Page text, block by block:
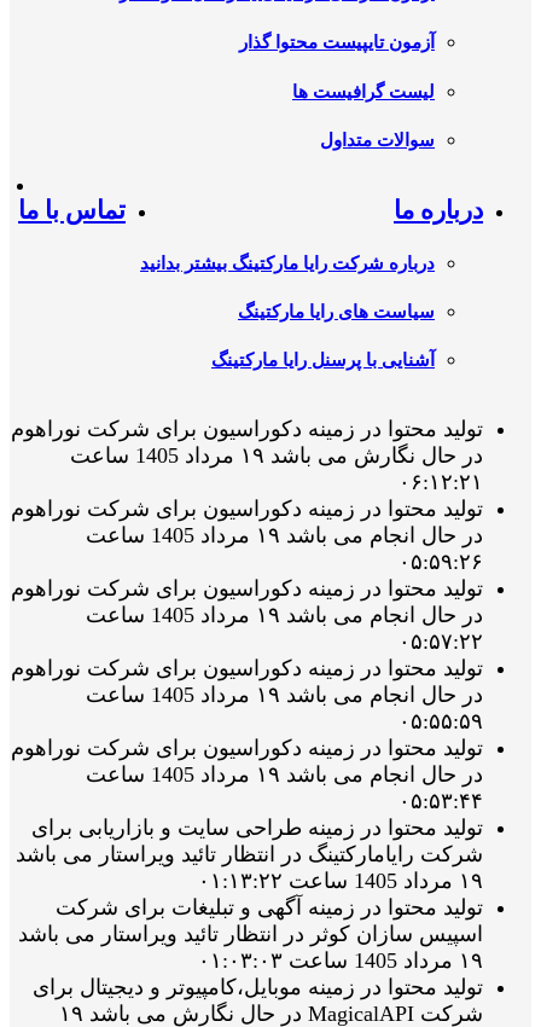
آزمون تایپیست محتوا گذار
لیست گرافیست ها
سوالات متداول
درباره ما
درباره شرکت رایا مارکتینگ بیشتر بدانید
سیاست های رایا مارکتینگ
آشنایی با پرسنل رایا مارکتینگ
تماس با ما
تولید محتوا در زمینه دکوراسیون برای شرکت نوراهوم
در حال نگارش می باشد ۱۹ مرداد 1405 ساعت
۰۶:۱۲:۲۱
تولید محتوا در زمینه دکوراسیون برای شرکت نوراهوم
در حال انجام می باشد ۱۹ مرداد 1405 ساعت
۰۵:۵۹:۲۶
تولید محتوا در زمینه دکوراسیون برای شرکت نوراهوم
در حال انجام می باشد ۱۹ مرداد 1405 ساعت
۰۵:۵۷:۲۲
تولید محتوا در زمینه دکوراسیون برای شرکت نوراهوم
در حال انجام می باشد ۱۹ مرداد 1405 ساعت
۰۵:۵۵:۵۹
تولید محتوا در زمینه دکوراسیون برای شرکت نوراهوم
در حال انجام می باشد ۱۹ مرداد 1405 ساعت
۰۵:۵۳:۴۴
تولید محتوا در زمینه طراحی سایت و بازاریابی برای
شرکت رایامارکتینگ در انتظار تائید ویراستار می باشد
۱۹ مرداد 1405 ساعت ۰۱:۱۳:۲۲
تولید محتوا در زمینه آگهی و تبلیغات برای شرکت
اسپیس سازان کوثر در انتظار تائید ویراستار می باشد
۱۹ مرداد 1405 ساعت ۰۱:۰۳:۰۳
تولید محتوا در زمینه موبایل،کامپیوتر و دیجیتال برای
شرکت MagicalAPI در حال نگارش می باشد ۱۹